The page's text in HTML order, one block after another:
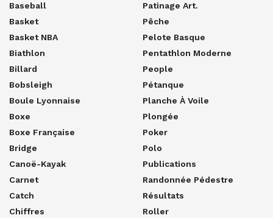
Baseball
Basket
Basket NBA
Biathlon
Billard
Bobsleigh
Boule Lyonnaise
Boxe
Boxe Française
Bridge
Canoë-Kayak
Carnet
Catch
Chiffres
Patinage Art.
Pêche
Pelote Basque
Pentathlon Moderne
People
Pétanque
Planche À Voile
Plongée
Poker
Polo
Publications
Randonnée Pédestre
Résultats
Roller